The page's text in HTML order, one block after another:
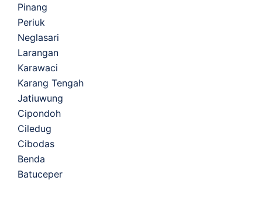
Pinang
Periuk
Neglasari
Larangan
Karawaci
Karang Tengah
Jatiuwung
Cipondoh
Ciledug
Cibodas
Benda
Batuceper